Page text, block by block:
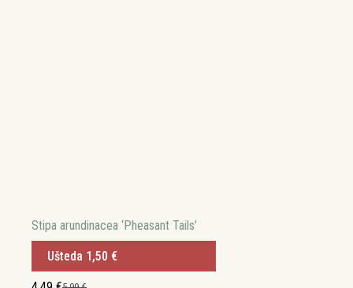
Stipa arundinacea ‘Pheasant Tails’
Ušteda 1,50 €